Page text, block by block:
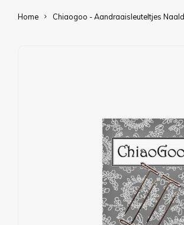
Home Chiaogoo - Aandraaisleuteltjes